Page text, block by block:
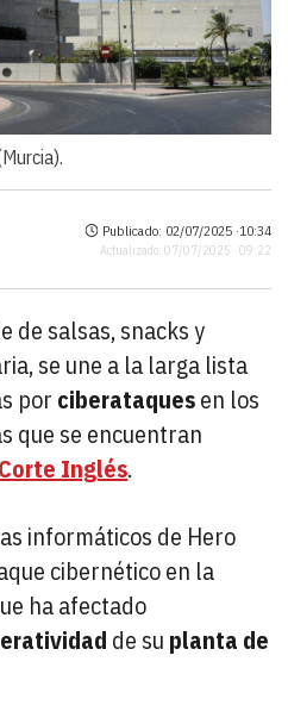
Publicado: 02/07/2025 ·10:34
Actualizado: 07/07/2025 · 09:22
de salsas, snacks y
se une a la larga lista
por ciberataquesen los
que se encuentran
Inglés.
informáticos de Hero
cibernético en la
ha afectado
de su planta de